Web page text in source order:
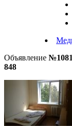
Объявление
848